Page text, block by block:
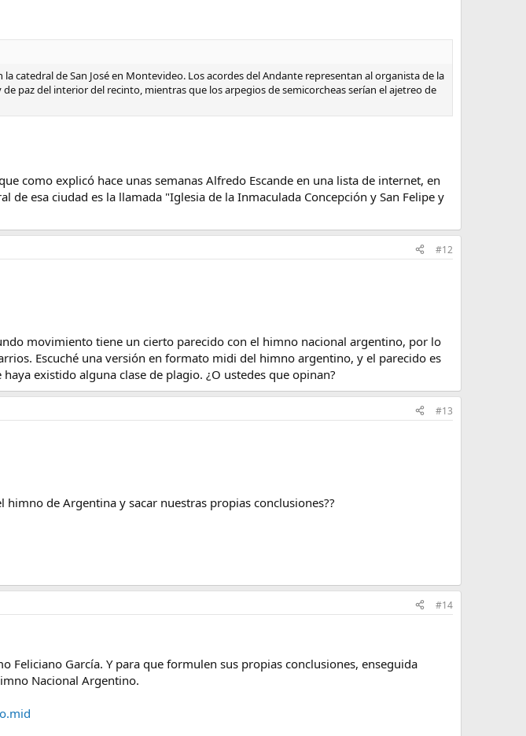
catedral de San José en Montevideo. Los acordes del Andante representan al organista de la
paz del interior del recinto, mientras que los arpegios de semicorcheas serían el ajetreo de
como explicó hace unas semanas Alfredo Escande en una lista de internet, en
de esa ciudad es la llamada "Iglesia de la Inmaculada Concepción y San Felipe y
#12
movimiento tiene un cierto parecido con el himno nacional argentino, por lo
Escuché una versión en formato midi del himno argentino, y el parecido es
existido alguna clase de plagio. ¿O ustedes que opinan?
#13
de Argentina y sacar nuestras propias conclusiones??
#14
García. Y para que formulen sus propias conclusiones, enseguida
Nacional Argentino.